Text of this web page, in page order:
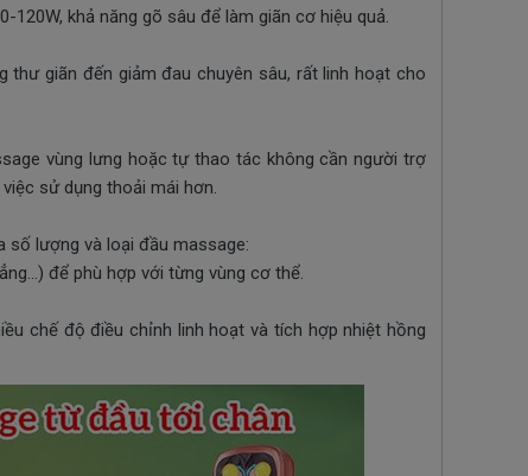
khả năng gõ sâu để làm giãn cơ hiệu quả.
giãn đến giảm đau chuyên sâu, rất linh hoạt cho
vùng lưng hoặc tự thao tác không cần người trợ
sử dụng thoải mái hơn.
số lượng và loại đầu massage:
để phù hợp với từng vùng cơ thể.
chế độ điều chỉnh linh hoạt và tích hợp nhiệt hồng